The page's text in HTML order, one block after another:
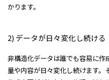
かります。
2) データが日々変化し続ける
非構造化データは誰でも容易に
量や内容が日々変化し続けます